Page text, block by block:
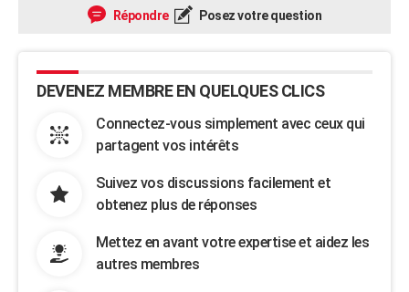
Répondre Posez votre question
DEVENEZ MEMBRE EN QUELQUES CLICS
Connectez-vous simplement avec ceux qui
partagent vos intérêts
Suivez vos discussions facilement et
obtenez plus de réponses
Mettez en avant votre expertise et aidez les
autres membres